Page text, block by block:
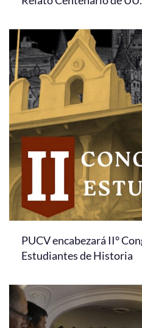
PUCV encabezará II°
Estudiantes de Historia